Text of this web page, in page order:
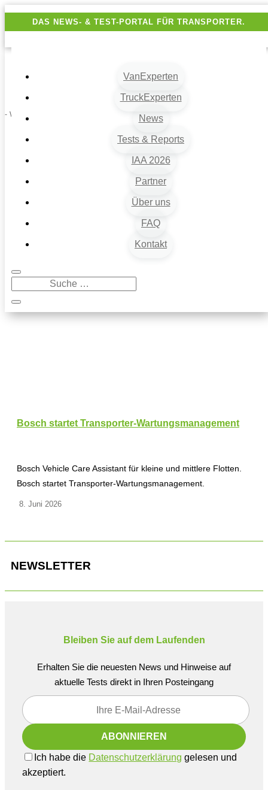
DAS NEWS- & TEST-PORTAL FÜR TRANSPORTER.
VanExperten
TruckExperten
News
Tests & Reports
IAA 2026
Partner
Über uns
FAQ
Kontakt
- Werbung -
Bosch startet Transporter-Wartungsmanagement
Bosch Vehicle Care Assistant für kleine und mittlere Flotten.
Bosch startet Transporter-Wartungsmanagement.
8. Juni 2026
NEWSLETTER
Bleiben Sie auf dem Laufenden
Erhalten Sie die neuesten News und Hinweise auf
aktuelle Tests direkt in Ihren Posteingang
Ich habe die Datenschutzerklärung gelesen und
akzeptiert.